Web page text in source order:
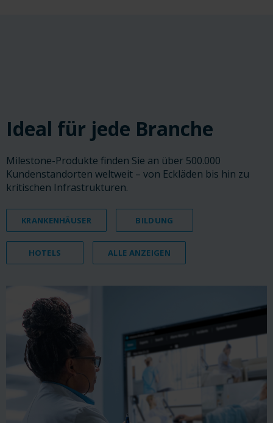
Ideal für jede Branche
Milestone-Produkte finden Sie an über 500.000
Kundenstandorten weltweit – von Eckläden bis hin zu
kritischen Infrastrukturen.
KRANKENHÄUSER BILDUNG
HOTELS ALLE ANZEIGEN